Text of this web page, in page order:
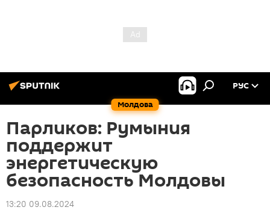
Молдова
РУС
Парликов: Румыния
поддержит
энергетическую
безопасность Молдовы
13:20 09.08.2024